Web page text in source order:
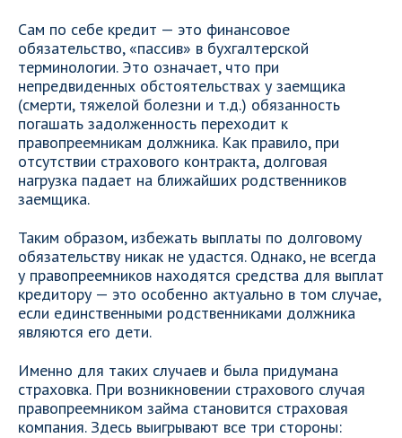
Сам по себе кредит — это финансовое
обязательство, «пассив» в бухгалтерской
терминологии. Это означает, что при
непредвиденных обстоятельствах у заемщика
(смерти, тяжелой болезни и т.д.) обязанность
погашать задолженность переходит к
правопреемникам должника. Как правило, при
отсутствии страхового контракта, долговая
нагрузка падает на ближайших родственников
заемщика.
Таким образом, избежать выплаты по долговому
обязательству никак не удастся. Однако, не всегда
у правопреемников находятся средства для выплат
кредитору — это особенно актуально в том случае,
если единственными родственниками должника
являются его дети.
Именно для таких случаев и была придумана
страховка. При возникновении страхового случая
правопреемником займа становится страховая
компания. Здесь выигрывают все три стороны: